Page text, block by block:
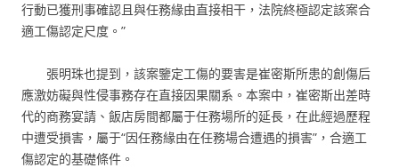
行動已獲刑事確認且與任務緣由直接相干，法院終極認定該案合
適工傷認定尺度。”
張明珠也提到，該案鑒定工傷的要害是崔密斯所患的創傷后
應激妨礙與性侵事務存在直接因果關系。本案中，崔密斯出差時
代的商務宴請、飯店房間都屬于任務場所的延長，在此經過歷程
中遭受損害，屬于“因任務緣由在任務場合遭遇的損害”，合適工
傷認定的基礎條件。